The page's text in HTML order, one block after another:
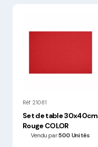
Réf 21081
Set de table 30x40cm
Rouge COLOR
Vendu par500 Unités